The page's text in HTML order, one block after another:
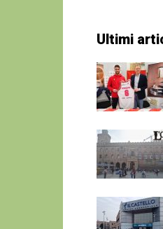
Ultimi